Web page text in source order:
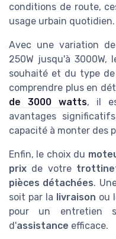
conditions de route,
usage urbain quotidien.
Avec une variation de
250W jusqu'à 3000W,
souhaité et du type
comprendre plus en
de 3000 watts, il
avantages
capacité à monter des
Enfin, le choix du
prix de votre
pièces détachées.
soit par la livraison ou
pour un entretien
d'assistance efficace.